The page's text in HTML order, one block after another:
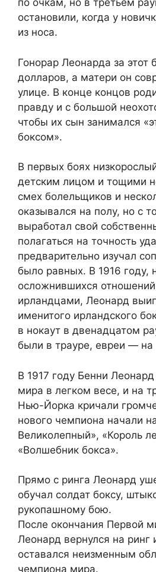
по очкам, но в третьем
остановили, когда у
из носа.
Гонорар Леонарда за этот
долларов, а матери он
улице. В конце концов
правду и с большой
чтобы их сын занимался
боксом».
В первых боях
детским лицом и тощими
смех болельщиков и
оказывался на полу, но с
выработал свой
полагаться на точность
предварительно изучал
было равных. В 1916 году,
осложнившихся
ирландцами, Леонард
именитого ирландского
в нокаут в двенадцатом
были в трауре, евреи — на
В 1917 году Бенни
мира в легком весе, и на
Нью-Йорка кричали
нового чемпиона начали
Великолепный», «Король
«Волшебник бокса».
Прямо с ринга Леонард
обучал солдат боксу,
рукопашному бою.
После окончания Первой
Леонард вернулся на
оставался неизменным
чемпиона мира.